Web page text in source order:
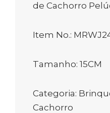
de Cachorro
Item No.:
Tamanho: 15CM
Categoria:
Cachorro